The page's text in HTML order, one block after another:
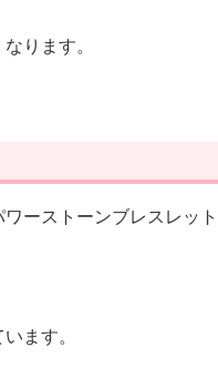
ります。
ーストーンブレスレッ
ます。